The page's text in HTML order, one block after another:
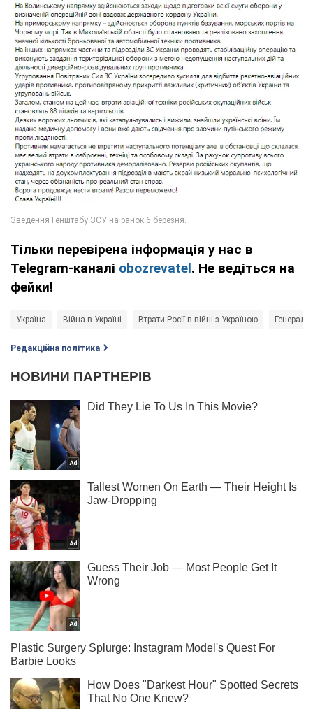
Тільки перевірена інформація у нас в
Telegram-каналі obozrevatel. Не ведіться на
фейки!
Україна Війна в Україні Втрати Росії в війні з Україною
Редакційна політика